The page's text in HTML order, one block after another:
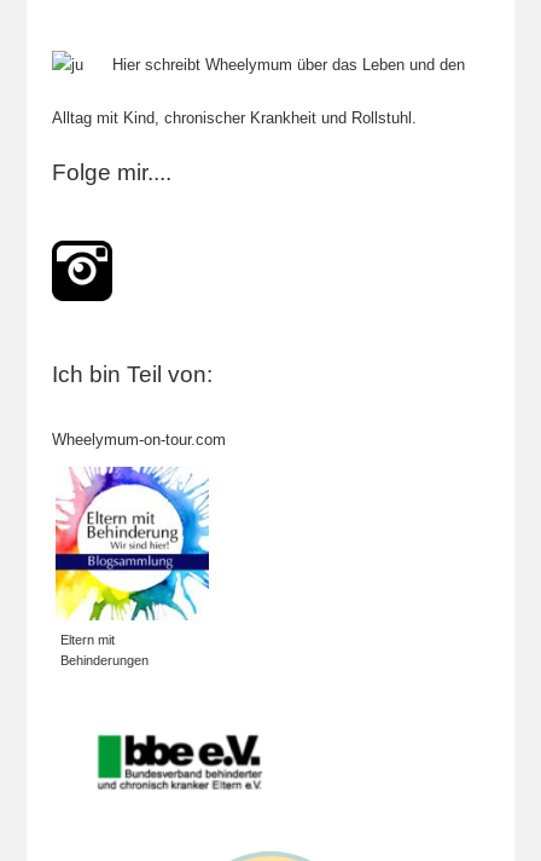
Hier schreibt Wheelymum über das Leben und den
Alltag mit Kind, chronischer Krankheit und Rollstuhl.
Folge mir....
Ich bin Teil von:
Wheelymum-on-tour.com
Eltern mit
Behinderungen